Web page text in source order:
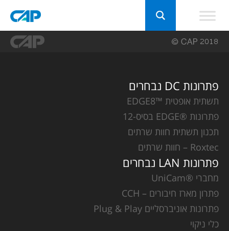
פתרונות DC נבחרים
תשתית אופטית ™EDGE8
פתרונות ®EDGE בסיס-12
תכנון תשתית חוות שרתים
Roxtec – חוות שרתים
פתרונות LAN נבחרים
מחברי ®UniCam
פתרון מארז חיבורים – CCH
פתרונות אוניברסליים Plug & Play
כלי ניקוי